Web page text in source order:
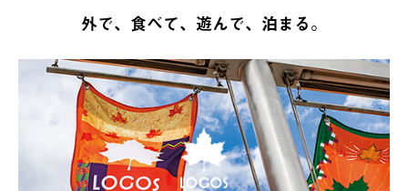
外で、食べて、遊んで、泊まる。